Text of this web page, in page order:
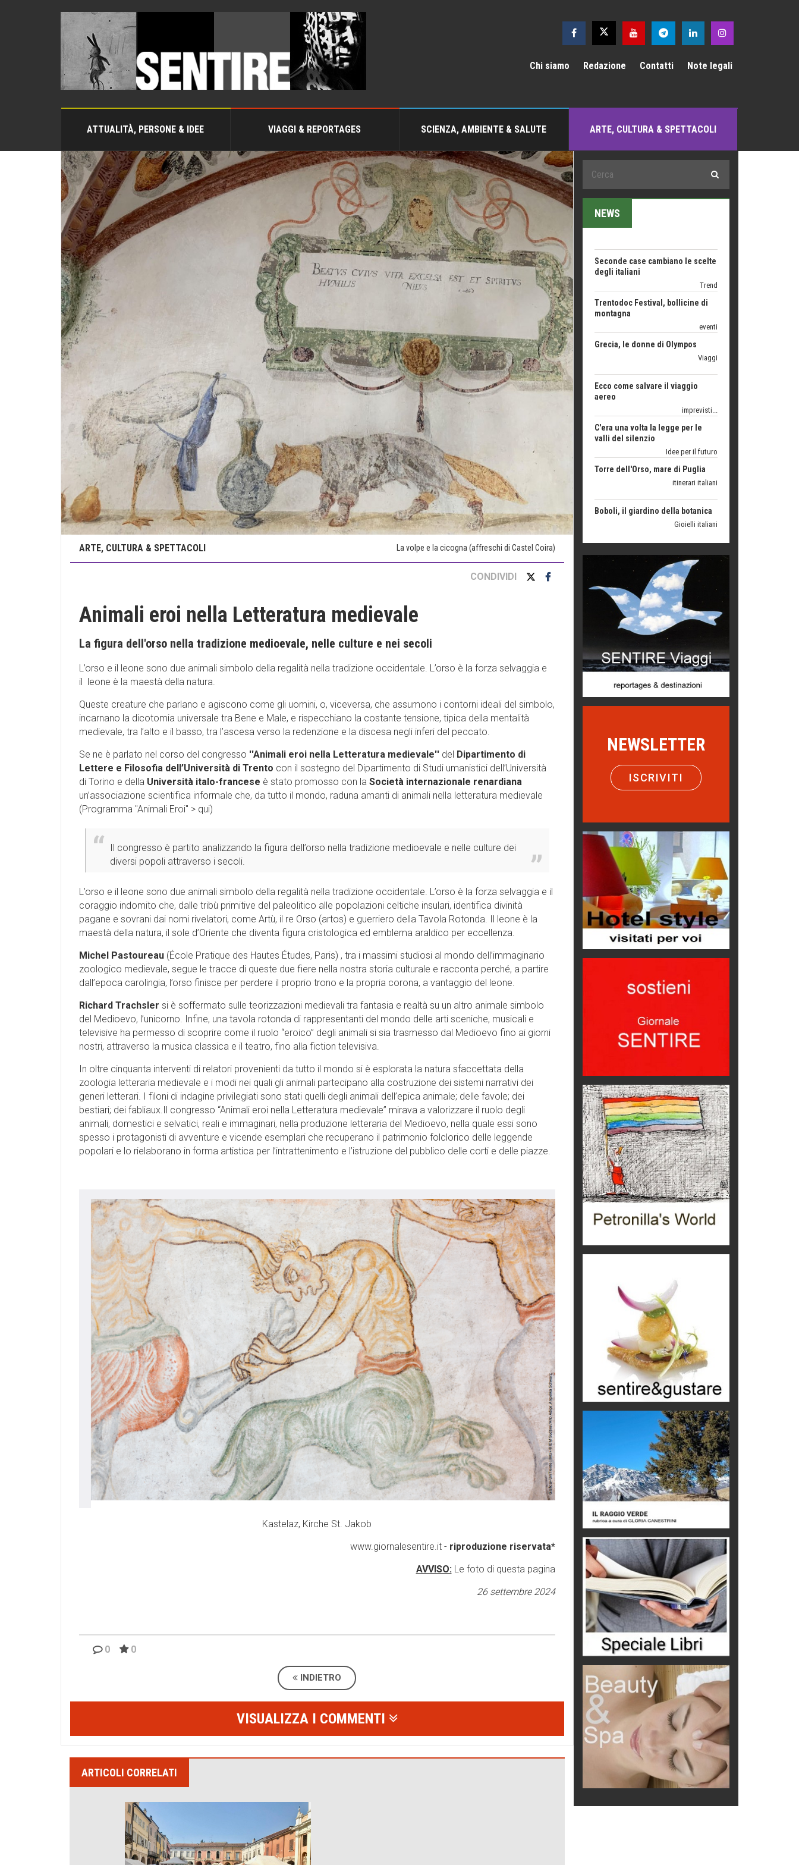
Chi siamo Redazione Contatti Note legali
ATTUALITÀ, PERSONE & IDEE VIAGGI & REPORTAGES SCIENZA, AMBIENTE & SALUTE ARTE, CULTURA & SPETTACOLI
La volpe e la cicogna (affreschi di Castel Coira)
ARTE, CULTURA & SPETTACOLI
CONDIVIDI
Animali eroi nella Letteratura medievale
La figura dell'orso nella tradizione medioevale, nelle culture e nei secoli
L’orso e il leone sono due animali simbolo della regalità nella tradizione occidentale. L’orso è la forza selvaggia e
il leone è la maestà della natura.
Queste creature che parlano e agiscono come gli uomini, o, viceversa, che assumono i contorni ideali del simbolo,
incarnano la dicotomia universale tra Bene e Male, e rispecchiano la costante tensione, tipica della mentalità
medievale, tra l’alto e il basso, tra l’ascesa verso la redenzione e la discesa negli inferi del peccato.
Se ne è parlato nel corso del congresso ''Animali eroi nella Letteratura medievale'' del Dipartimento di
Lettere e Filosofia dell’Università di Trento con il sostegno del Dipartimento di Studi umanistici dell’Università
di Torino e della Università italo-francese è stato promosso con la Società internazionale renardiana
un’associazione scientifica informale che, da tutto il mondo, raduna amanti di animali nella letteratura medievale
(Programma ''Animali Eroi'' > qui)
Il congresso è partito analizzando la figura dell’orso nella tradizione medioevale e nelle culture dei
diversi popoli attraverso i secoli.
L’orso e il leone sono due animali simbolo della regalità nella tradizione occidentale. L’orso è la forza selvaggia e il
coraggio indomito che, dalle tribù primitive del paleolitico alle popolazioni celtiche insulari, identifica divinità
pagane e sovrani dai nomi rivelatori, come Artù, il re Orso (artos) e guerriero della Tavola Rotonda. Il leone è la
maestà della natura, il sole d’Oriente che diventa figura cristologica ed emblema araldico per eccellenza.
Michel Pastoureau (École Pratique des Hautes Études, Paris) , tra i massimi studiosi al mondo dell’immaginario
zoologico medievale, segue le tracce di queste due fiere nella nostra storia culturale e racconta perché, a partire
dall’epoca carolingia, l’orso finisce per perdere il proprio trono e la propria corona, a vantaggio del leone.
Richard Trachsler si è soffermato sulle teorizzazioni medievali tra fantasia e realtà su un altro animale simbolo
del Medioevo, l’unicorno. Infine, una tavola rotonda di rappresentanti del mondo delle arti sceniche, musicali e
televisive ha permesso di scoprire come il ruolo “eroico” degli animali si sia trasmesso dal Medioevo fino ai giorni
nostri, attraverso la musica classica e il teatro, fino alla fiction televisiva.
In oltre cinquanta interventi di relatori provenienti da tutto il mondo si è esplorata la natura sfaccettata della
zoologia letteraria medievale e i modi nei quali gli animali partecipano alla costruzione dei sistemi narrativi dei
generi letterari. I filoni di indagine privilegiati sono stati quelli degli animali dell’epica animale; delle favole; dei
bestiari; dei fabliaux.Il congresso “Animali eroi nella Letteratura medievale” mirava a valorizzare il ruolo degli
animali, domestici e selvatici, reali e immaginari, nella produzione letteraria del Medioevo, nella quale essi sono
spesso i protagonisti di avventure e vicende esemplari che recuperano il patrimonio folclorico delle leggende
popolari e lo rielaborano in forma artistica per l’intrattenimento e l’istruzione del pubblico delle corti e delle piazze.
Kastelaz, Kirche St. Jakob
www.giornalesentire.it - riproduzione riservata*
AVVISO: Le foto di questa pagina
26 settembre 2024
0 0
INDIETRO
VISUALIZZA I COMMENTI
ARTICOLI CORRELATI
NEWS
Proteggersi, sempre
Bolzano: L'Eisenhut Boutique
Oasi di piacere
Teodorico, sovrano illuminato
1500 anni dalla morte
Seconde case cambiano le scelte
degli italiani
Trentodoc Festival, bollicine di
montagna
eventi
Grecia, le donne di Olympos
Ecco come salvare il viaggio
C'era una volta la legge per le
valli del silenzio
Idee per il futuro
Torre dell'Orso, mare di Puglia
Boboli, il giardino della botanica
Gioielli italiani
Menzogne di stato
Le dichiarazioni di Maurizio Federico
scammer
di Mirta B. Bono
Mio nonno, salvato dai russi
Storie...di storia
Macchine di guerra
Editoriale
Puglia - Tra storia e recupero
Eventi
ARTE militante
Hotels, B&B e Ristoranti... 10 &
lode
Le nostre recensioni
Bolzano: L'Eisenhut Boutique
Hotel
Oasi di piacere
Teodorico, sovrano illuminato
1500 anni dalla morte
eventi
Ecco come salvare il viaggio
aereo
imprevisti...
C'era una volta la legge per le
valli del silenzio
Idee per il futuro
Torre dell'Orso, mare di Puglia
itinerari italiani
Boboli, il giardino della botanica
Chi è, e come difendersi dallo
di Mirta B. Bono
Mio nonno, salvato dai russi
Storie...di storia
Macchine di guerra
Turismo in Miniera
Puglia - Tra storia e recupero
Castione, sotto il segno del
castagno
Eventi
NEWSLETTER
ISCRIVITI